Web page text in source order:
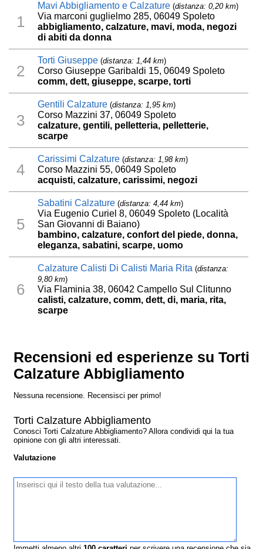
1
Mavi Abbigliamento e Calzature (distanza: 0,20 km)
Via marconi guglielmo 285, 06049 Spoleto
abbigliamento, calzature, mavi, moda, negozi
di abiti da donna
2
Torti Giuseppe (distanza: 1,44 km)
Corso Giuseppe Garibaldi 15, 06049 Spoleto
comm, dett, giuseppe, scarpe, torti
3
Gentili Calzature (distanza: 1,95 km)
Corso Mazzini 37, 06049 Spoleto
calzature, gentili, pelletteria, pelletterie,
scarpe
4
Carissimi Calzature (distanza: 1,98 km)
Corso Mazzini 55, 06049 Spoleto
acquisti, calzature, carissimi, negozi
5
Sabatini Calzature (distanza: 4,44 km)
Via Eugenio Curiel 8, 06049 Spoleto (Località
San Giovanni di Baiano)
bambino, calzature, confort del piede, donna,
eleganza, sabatini, scarpe, uomo
6
Calzature Calisti Di Calisti Maria Rita (distanza:
9,80 km)
Via Flaminia 38, 06042 Campello Sul Clitunno
calisti, calzature, comm, dett, di, maria, rita,
scarpe
Recensioni ed esperienze su Torti
Calzature Abbigliamento
Nessuna recensione. Recensisci per primo!
Torti Calzature Abbigliamento
Conosci Torti Calzature Abbigliamento? Allora condividi qui la tua
opinione con gli altri interessati.
Valutazione